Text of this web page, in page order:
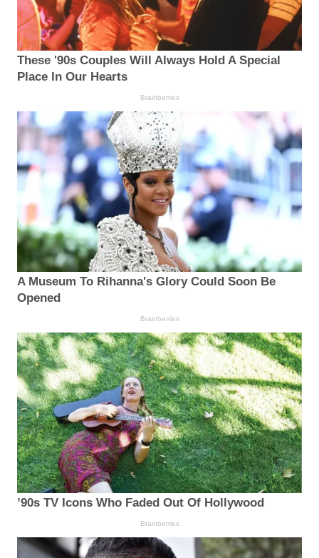
These '90s Couples Will Always Hold A Special
Place In Our Hearts
Brainberries
A Museum To Rihanna's Glory Could Soon Be
Opened
Brainberries
’90s TV Icons Who Faded Out Of Hollywood
Brainberries